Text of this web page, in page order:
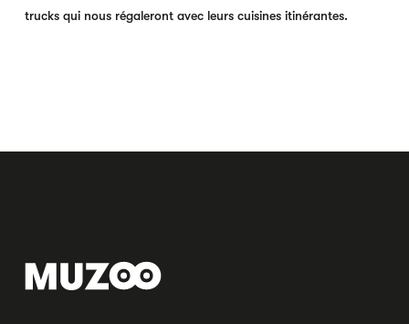
trucks qui nous régaleront avec leurs cuisines itinérantes.